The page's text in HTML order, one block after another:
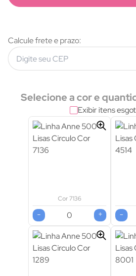
Calcule frete e prazo:
Selecione a cor e
Exibir itens
Cor 7136
- + -